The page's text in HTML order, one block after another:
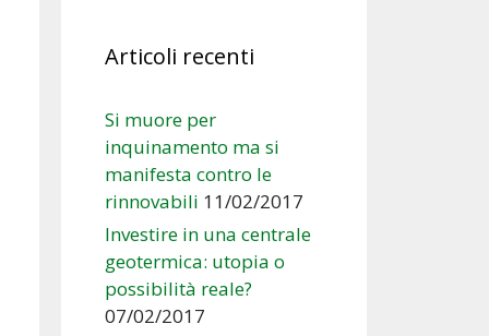
Articoli recenti
Si muore per
inquinamento ma si
manifesta contro le
rinnovabili 11/02/2017
Investire in una centrale
geotermica: utopia o
possibilità reale?
07/02/2017